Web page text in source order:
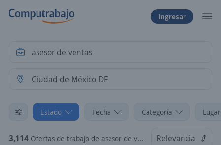
Ingresar
Estado Fecha Categoría
3,114 Ofertas de trabajo de asesor de ventas en Ciudad de México DF Relevancia